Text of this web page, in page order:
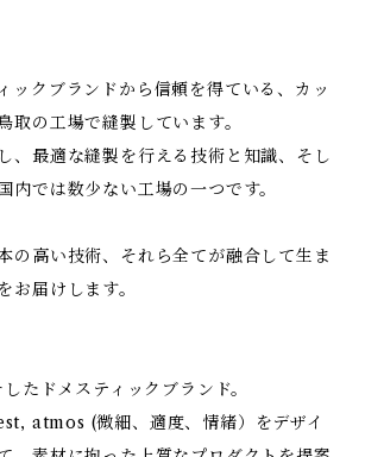
ックブランドから信頼を得ている、カッ
取の工場で縫製しています。
、最適な縫製を行える技術と知識、そし
内では数少ない工場の一つです。
の高い技術、それら全てが融合して生ま
お届けします。
たドメスティックブランド。
atmos (微細、適度、情緒）をデザイ